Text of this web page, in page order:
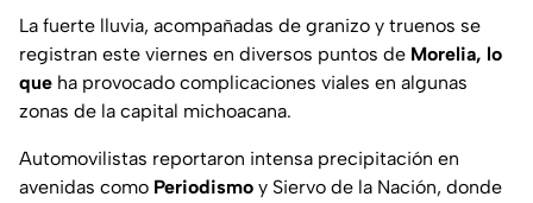
La fuerte lluvia, acompañadas de granizo y truenos se
registran este viernes en diversos puntos de Morelia, lo
que ha provocado complicaciones viales en algunas
zonas de la capital michoacana.
Automovilistas reportaron intensa precipitación en
avenidas como Periodismo y Siervo de la Nación, donde